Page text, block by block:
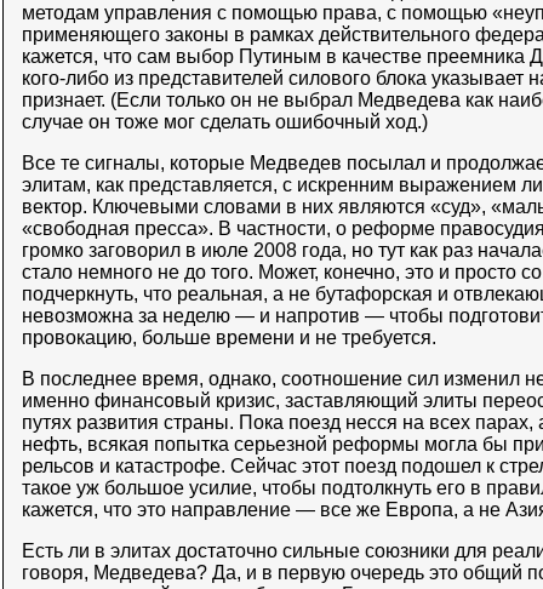
методам управления с помощью права, с помощью
применяющего законы в рамках действительного
кажется, что сам выбор Путиным в качестве преемника
кого-либо из представителей силового блока указывает
признает. (Если только он не выбрал Медведева как
случае он тоже мог сделать ошибочный ход.)
Все те сигналы, которые Медведев посылал и
элитам, как представляется, с искренним выражением
вектор. Ключевыми словами в них являются «суд»,
«свободная пресса». В частности, о реформе
громко заговорил в июле 2008 года, но тут как раз
стало немного не до того. Может, конечно, это и просто
подчеркнуть, что реальная, а не бутафорская и
невозможна за неделю — и напротив — чтобы
провокацию, больше времени и не требуется.
В последнее время, однако, соотношение сил изменил
именно финансовый кризис, заставляющий элиты
путях развития страны. Пока поезд несся на всех парах,
нефть, всякая попытка серьезной реформы могла бы
рельсов и катастрофе. Сейчас этот поезд подошел к
такое уж большое усилие, чтобы подтолкнуть его в
кажется, что это направление — все же Европа, а не
Есть ли в элитах достаточно сильные союзники для
говоря, Медведева? Да, и в первую очередь это общий